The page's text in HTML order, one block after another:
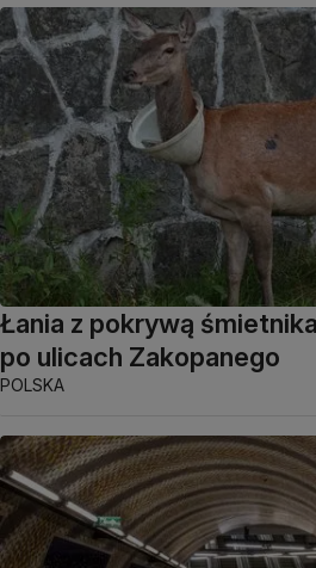
Łania z pokrywą
po ulicach Zakopanego
POLSKA